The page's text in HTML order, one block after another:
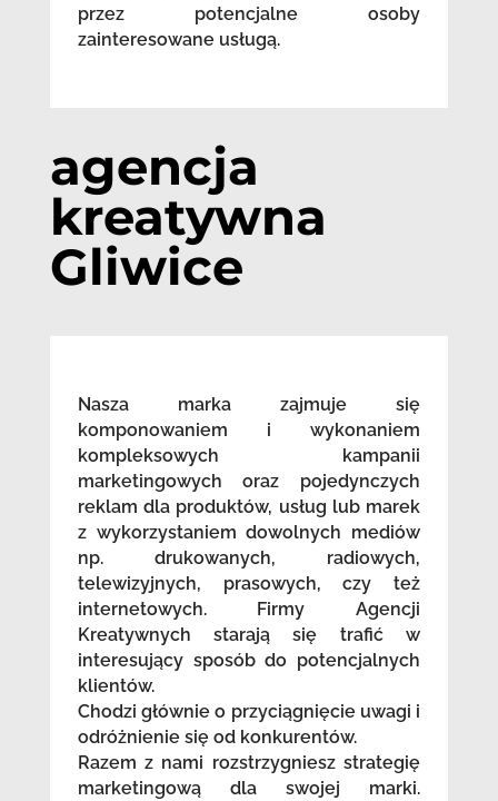
przez potencjalne osoby
zainteresowane usługą.
agencja
kreatywna
Gliwice
Nasza marka zajmuje się
komponowaniem i wykonaniem
kompleksowych kampanii
marketingowych oraz pojedynczych
reklam dla produktów, usług lub marek
z wykorzystaniem dowolnych mediów
np. drukowanych, radiowych,
telewizyjnych, prasowych, czy też
internetowych. Firmy Agencji
Kreatywnych starają się trafić w
interesujący sposób do potencjalnych
klientów.
Chodzi głównie o przyciągnięcie uwagi i
odróżnienie się od konkurentów.
Razem z nami rozstrzygniesz strategię
marketingową dla swojej marki.